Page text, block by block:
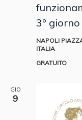
3° giorno
NAPOLI
ITALIA
GRATUITO
GIO
9